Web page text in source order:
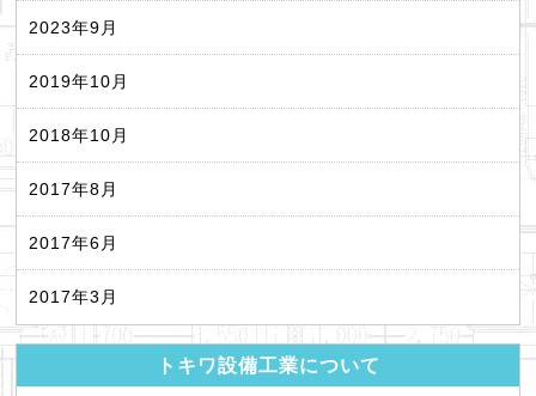
2023年9月
2019年10月
2018年10月
2017年8月
2017年6月
2017年3月
トキワ設備工業について